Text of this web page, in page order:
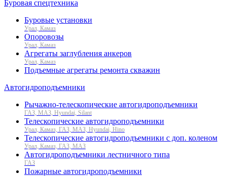
Буровая спецтехника
Буровые установки
Урал, Камаз
Опоровозы
Урал, Камаз
Агрегаты заглубления анкеров
Урал, Камаз
Подъемные агрегаты ремонта скважин
Автогидроподъемники
Рычажно-телескопические автогидроподъемники
ГАЗ, МАЗ, Hyundai, Silant
Телескопические автогидроподъемники
Урал, Камаз, ГАЗ, МАЗ, Hyundai, Hino
Телескопические автогидроподъемники с доп. коленом
Урал, Камаз, ГАЗ, МАЗ
Автогидроподъемники лестничного типа
ГАЗ
Пожарные автогидроподъемники